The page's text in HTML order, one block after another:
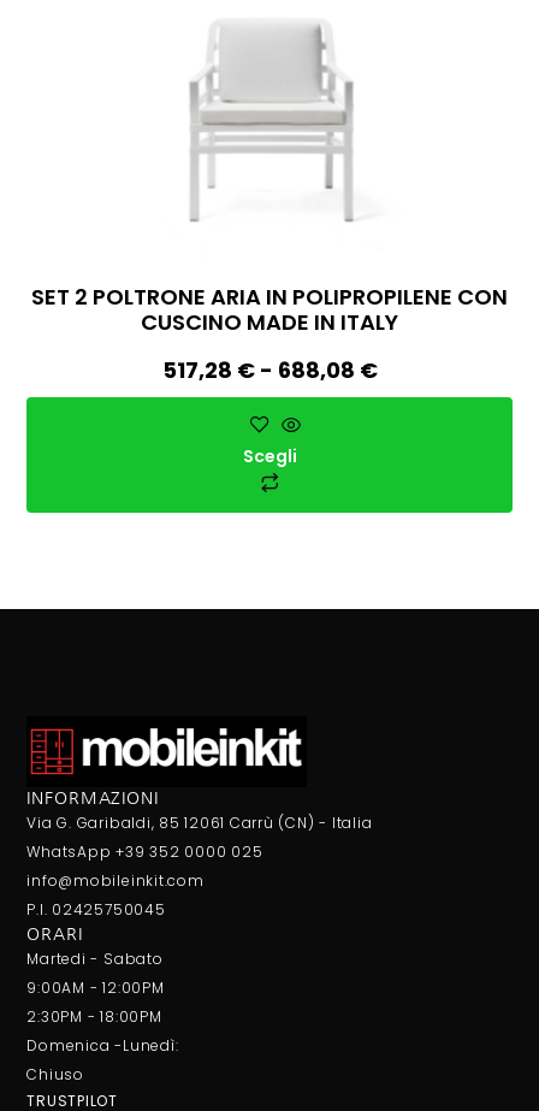
SET 2 POLTRONE ARIA IN POLIPROPILENE CON
CUSCINO MADE IN ITALY
517,28 € - 688,08 €
Scegli
INFORMAZIONI
Via G. Garibaldi, 85 12061 Carrù (CN) - Italia
WhatsApp +39 352 0000 025
info@mobileinkit.com
P.I. 02425750045
ORARI
Martedi - Sabato
9:00AM - 12:00PM
2:30PM - 18:00PM
Domenica -Lunedì:
Chiuso
TRUSTPILOT